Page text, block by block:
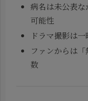
病名は未公表
可能性
ドラマ撮影は
ファンからは
数